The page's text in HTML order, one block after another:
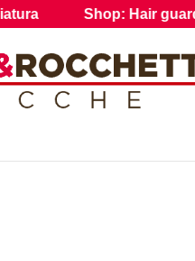
Shop: Hair guarda i